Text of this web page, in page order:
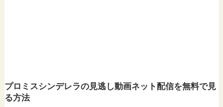
プロミスシンデレラの見逃し動画ネット配信を無料で見
る方法